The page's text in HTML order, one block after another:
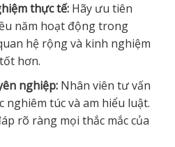
thực tế:Hãy ưu tiên
năm hoạt động trong
hệ rộng và kinh nghiệm
hơn.
nghiệp:Nhân viên tư vấn
nghiêm túc và am hiểu luật.
rõ ràng mọi thắc mắc của